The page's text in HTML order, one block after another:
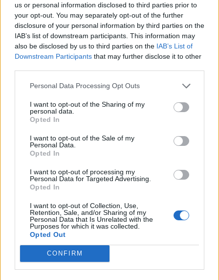
us or personal information disclosed to third parties prior to
your opt-out. You may separately opt-out of the further
disclosure of your personal information by third parties on the
IAB’s list of downstream participants. This information may
also be disclosed by us to third parties on the IAB’s List of
Downstream Participants that may further disclose it to other
Personal Data Processing Opt Outs
I want to opt-out of the Sharing of my
personal data.
Opted In
I want to opt-out of the Sale of my
Personal Data.
Opted In
I want to opt-out of processing my
Personal Data for Targeted Advertising.
Opted In
I want to opt-out of Collection, Use,
Retention, Sale, and/or Sharing of my
Personal Data that Is Unrelated with the
Purposes for which it was collected.
Opted Out
CONFIRM
Ειδήσεις 5-8-2026
ΑΠΟΨΕΙΣ